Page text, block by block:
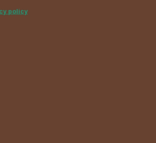
policy